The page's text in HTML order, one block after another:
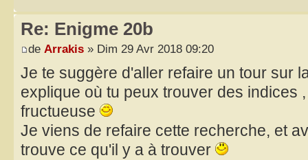
Re: Enigme 20b
de Arrakis » Dim 29 Avr 2018 09:20
Je te suggère d'aller refaire un tour sur
explique où tu peux trouver des indices
fructueuse
Je viens de refaire cette recherche, et
trouve ce qu'il y a à trouver